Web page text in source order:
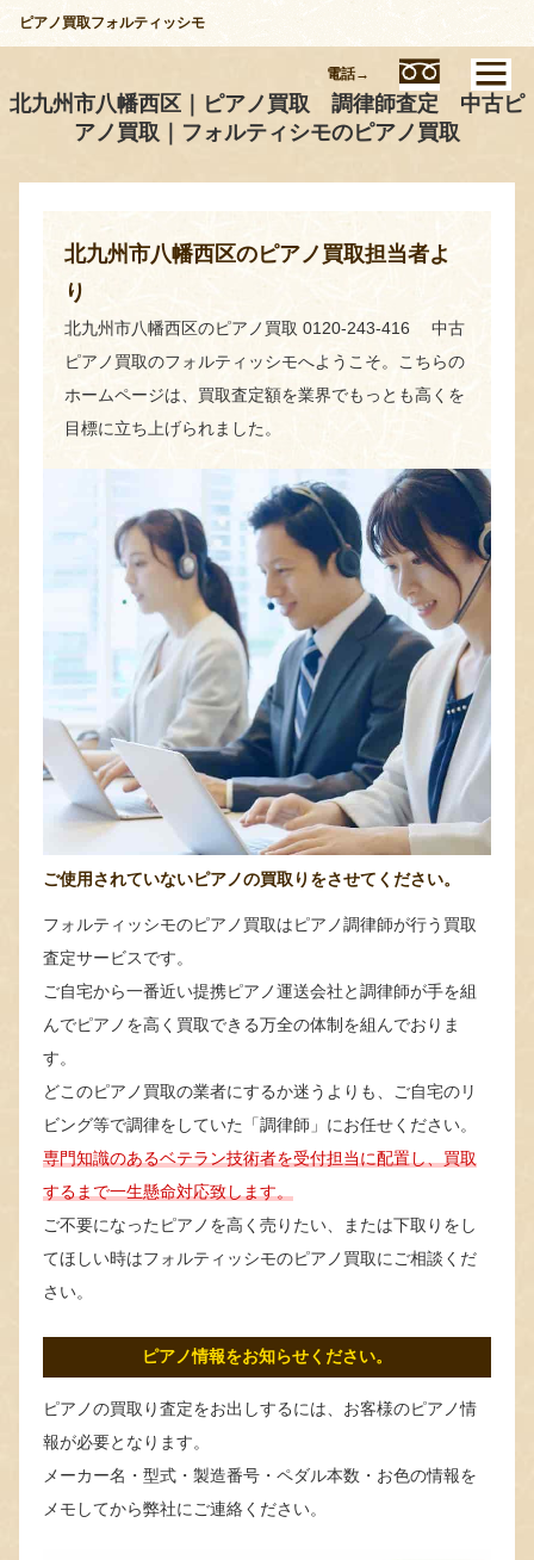
ピアノ買取フォルティッシモ
北九州市八幡西区｜ピアノ買取 調律師査定 中古ピ
アノ買取｜フォルティシモのピアノ買取
北九州市八幡西区のピアノ買取担当者よ
り
北九州市八幡西区のピアノ買取 0120-243-416 中古
ピアノ買取のフォルティッシモへようこそ。こちらの
ホームページは、買取査定額を業界でもっとも高くを
目標に立ち上げられました。
ご使用されていないピアノの買取りをさせてください。
フォルティッシモのピアノ買取はピアノ調律師が行う買取
査定サービスです。
ご自宅から一番近い提携ピアノ運送会社と調律師が手を組
んでピアノを高く買取できる万全の体制を組んでおりま
す。
どこのピアノ買取の業者にするか迷うよりも、ご自宅のリ
ビング等で調律をしていた「調律師」にお任せください。
専門知識のあるベテラン技術者を受付担当に配置し、買取
するまで一生懸命対応致します。
ご不要になったピアノを高く売りたい、または下取りをし
てほしい時はフォルティッシモのピアノ買取にご相談くだ
さい。
ピアノ情報をお知らせください。
ピアノの買取り査定をお出しするには、お客様のピアノ情
報が必要となります。
メーカー名・型式・製造番号・ペダル本数・お色の情報を
メモしてから弊社にご連絡ください。
電話→